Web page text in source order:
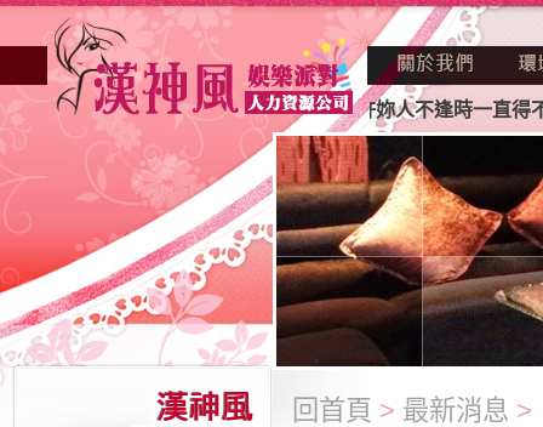
因不景氣的年代找不到工作？也許妳人不逢時一直得不到老
回首頁 > 最新消息 >